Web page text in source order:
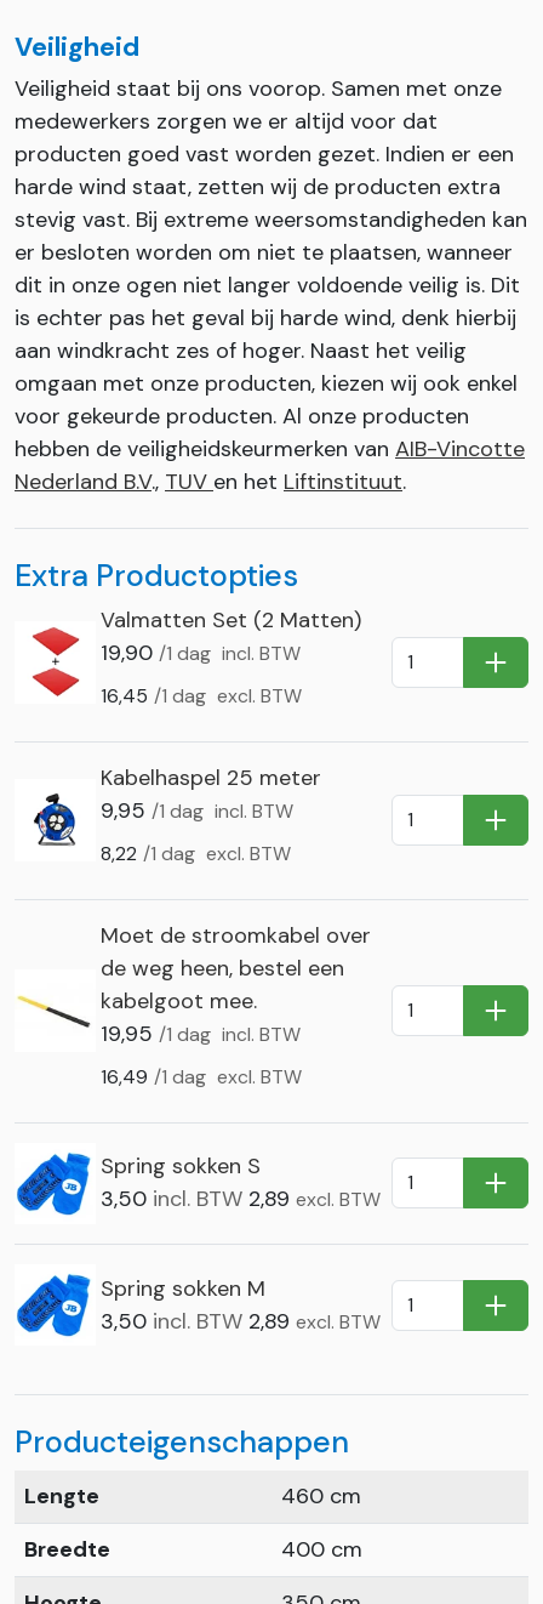
Veiligheid
Veiligheid staat bij ons voorop. Samen met onze
medewerkers zorgen we er altijd voor dat
producten goed vast worden gezet. Indien er een
harde wind staat, zetten wij de producten extra
stevig vast. Bij extreme weersomstandigheden kan
er besloten worden om niet te plaatsen, wanneer
dit in onze ogen niet langer voldoende veilig is. Dit
is echter pas het geval bij harde wind, denk hierbij
aan windkracht zes of hoger. Naast het veilig
omgaan met onze producten, kiezen wij ook enkel
voor gekeurde producten. Al onze producten
hebben de veiligheidskeurmerken van AIB-Vincotte
Nederland B.V., TUV en het Liftinstituut.
Extra Productopties
Valmatten Set (2 Matten)
19,90 /1 dag incl. BTW
16,45 /1 dag excl. BTW
In
Kabelhaspel 25 meter
9,95 /1 dag incl. BTW
8,22 /1 dag excl. BTW
In
Moet de stroomkabel over
de weg heen, bestel een
kabelgoot mee.
19,95 /1 dag incl. BTW
16,49 /1 dag excl. BTW
In
Spring sokken S
3,50 incl. BTW 2,89 excl. BTW In
Spring sokken M
3,50 incl. BTW 2,89 excl. BTW In
Producteigenschappen
Lengte
460 cm
Breedte
400 cm